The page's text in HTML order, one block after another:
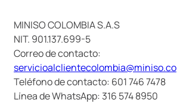
MINISO COLOMBIA S.A.S
NIT. 901.137.699-5
Correo de contacto:
servicioalclientecolombia@miniso.co
Teléfono de contacto: 601 746 7478
Línea de WhatsApp: 316 574 8950
7.
termos
8.
toy story
9.
llaveros
10. one piece